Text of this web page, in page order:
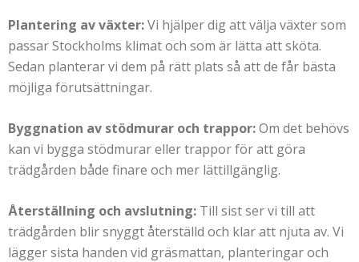
Plantering av växter:Vi hjälper dig att välja växter som
passar Stockholms klimat och som är lätta att sköta.
Sedan planterar vi dem på rätt plats så att de får bästa
möjliga förutsättningar.
Byggnation av stödmurar och trappor:Om det behövs
kan vi bygga stödmurar eller trappor för att göra
trädgården både finare och mer lättillgänglig.
Återställning och avslutning: Till sist ser vi till att
trädgården blir snyggt återställd och klar att njuta av. Vi
lägger sista handen vid gräsmattan, planteringar och